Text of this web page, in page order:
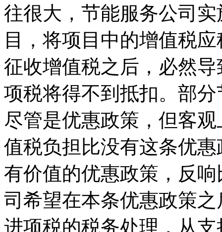
往很大，节能服务公司
目，将项目中的增值税
征收增值税之后，必然
项税将得不到抵扣。部
尽管是优惠政策，但客
值税负担比没有这条优
有价值的优惠政策，反
司希望在本条优惠政策
进项税的税务处理，从